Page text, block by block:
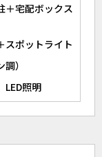
＋宅配ボックス
スポットライト
）
LED照明